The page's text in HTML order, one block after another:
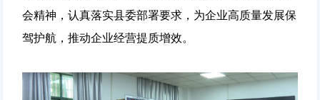
会精神，认真落实县委部署要求，为企业高质量发展保
驾护航，推动企业经营提质增效。